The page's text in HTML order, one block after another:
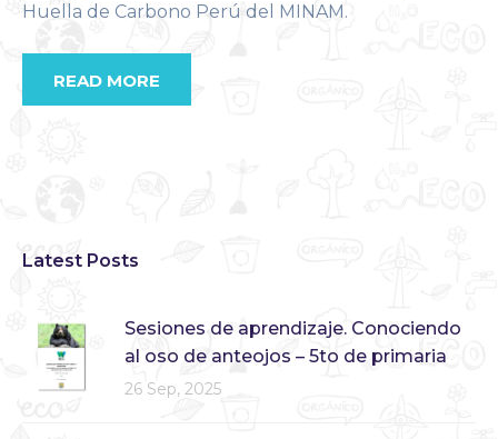
Huella de Carbono Perú del MINAM.
READ MORE
Latest Posts
Sesiones de aprendizaje. Conociendo
al oso de anteojos – 5to de primaria
26 Sep, 2025